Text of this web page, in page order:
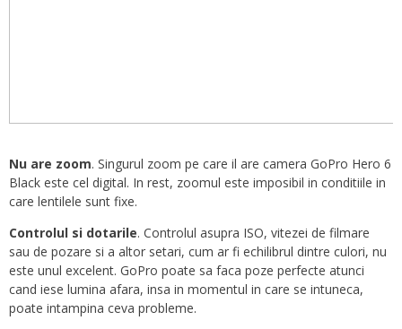
Nu are zoom. Singurul zoom pe care il are camera GoPro Hero 6
Black este cel digital. In rest, zoomul este imposibil in conditiile in
care lentilele sunt fixe.
Controlul si dotarile. Controlul asupra ISO, vitezei de filmare
sau de pozare si a altor setari, cum ar fi echilibrul dintre culori, nu
este unul excelent. GoPro poate sa faca poze perfecte atunci
cand iese lumina afara, insa in momentul in care se intuneca,
poate intampina ceva probleme.